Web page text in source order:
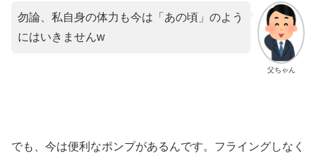
父ちゃん
勿論、私自身の体力も今は「あの頃」のよう
にはいきませんw
でも、今は便利なポンプがあるんです。フライングしなく